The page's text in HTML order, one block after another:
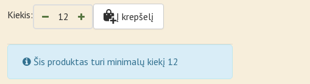
Kiekis: Į krepšelį
Šis produktas turi minimalų kiekį 12